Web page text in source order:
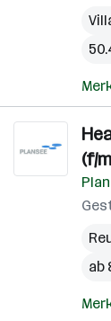
(f/
ab